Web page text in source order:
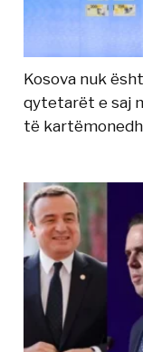
Kosova nuk
qytetarët e saj
të